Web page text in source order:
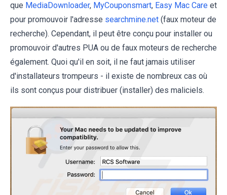
que MediaDownloader, MyCouponsmart, Easy Mac Care et
pour promouvoir l'adresse searchmine.net (faux moteur de
recherche). Cependant, il peut être conçu pour installer ou
promouvoir d'autres PUA ou de faux moteurs de recherche
également. Quoi qu'il en soit, il ne faut jamais utiliser
d'installateurs trompeurs - il existe de nombreux cas où
ils sont conçus pour distribuer (installer) des maliciels.